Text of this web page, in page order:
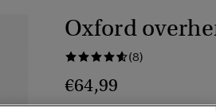
Oxford
(8)
€64,99